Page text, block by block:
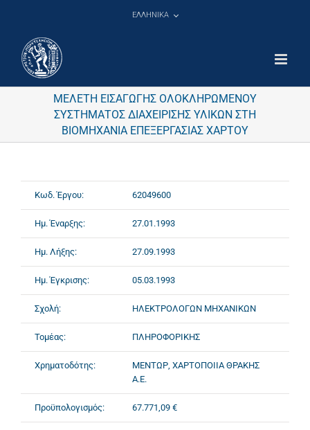
ΕΛΛΗΝΙΚΑ
ΜΕΛΕΤΗ ΕΙΣΑΓΩΓΗΣ ΟΛΟΚΛΗΡΩΜΕΝΟΥ
ΣΥΣΤΗΜΑΤΟΣ ΔΙΑΧΕΙΡΙΣΗΣ ΥΛΙΚΩΝ ΣΤΗ
ΒΙΟΜΗΧΑΝΙΑ ΕΠΕΞΕΡΓΑΣΙΑΣ ΧΑΡΤΟΥ
Κωδ. Έργου: 62049600
Ημ. Έναρξης: 27.01.1993
Ημ. Λήξης: 27.09.1993
Ημ. Έγκρισης: 05.03.1993
Σχολή: ΗΛΕΚΤΡΟΛΟΓΩΝ ΜΗΧΑΝΙΚΩΝ
Τομέας: ΠΛΗΡΟΦΟΡΙΚΗΣ
Χρηματοδότης:
ΜΕΝΤΩΡ, ΧΑΡΤΟΠΟΙΙΑ ΘΡΑΚΗΣ
Α.Ε.
Προϋπολογισμός: 67.771,09 €